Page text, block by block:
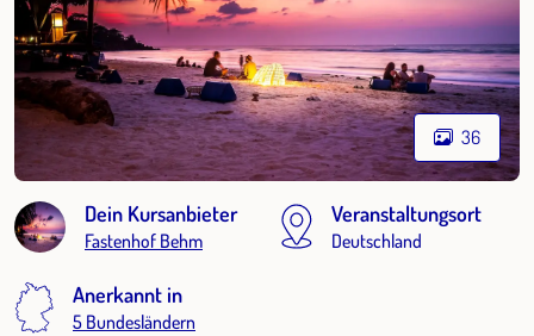
36
Dein Kursanbieter
Fastenhof Behm
Veranstaltungsort
Deutschland
Anerkannt in
5 Bundesländern